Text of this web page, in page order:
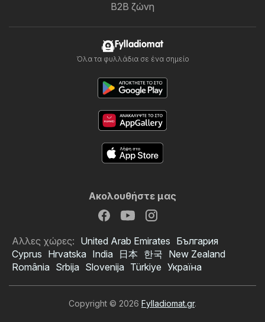
B2B ζώνη
Fylladiomat
Όλα τα φυλλάδια σε ένα σημείο
Ακολουθήστε μας
Αλλες χώρες: United Arab Emirates България
Cyprus Hrvatska India 日本 한국 New Zealand
România Srbija Slovenija Türkiye Україна
Copyright © 2026 Fylladiomat.gr.